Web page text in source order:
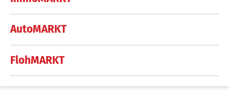
AutoMARKT
FlohMARKT